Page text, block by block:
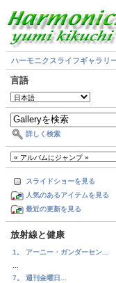
ハーモニクスライフギャラリ
言語
詳しく検索
スライドショーを見る
人気のあるアイテムを見る
最近の更新を見る
放射線と健康
1。 アーニー・ガンダーセン...
7。 週刊金曜日...